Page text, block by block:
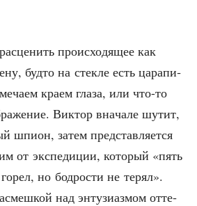
про­ис­хо­дя­щее как
буд­то на стек­ле есть цара­пи­
кра­ем гла­за, или что-то
Вик­тор вна­ча­ле шутит,
шпи­он, затем пред­став­ля­ет­ся
от экс­пе­ди­ции, кото­рый «пять
но бод­ро­сти не терял».
над энту­зи­аз­мом отте­